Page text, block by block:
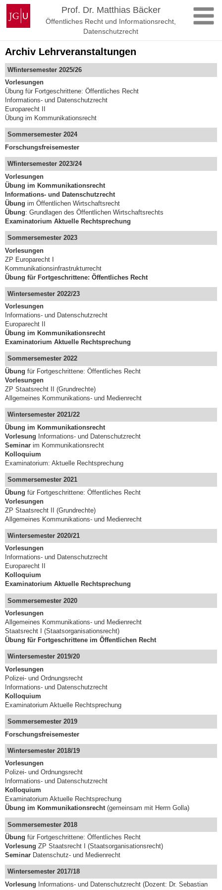
Zum
Inhalt
springen
Johannes
Gutenberg-
Universität
Prof. Dr. Matthias Bäcker
Öffentliches Recht und Informationsrecht,
Datenschutzrecht
Archiv Lehrveranstaltungen
Wfintersemester 2025/26
Vorlesungen
Übung für Fortgeschrittene: Öffentliches Recht
Informations- und Datenschutzrecht
Europarecht II
Übung im Kommunikationsrecht
Sommersemester 2024
Forschungsfreisemester
Wfintersemester 2023/24
Vorlesungen
Übung im Kommunikationsrecht
Informations- und Datenschutzrecht
Übung im Öffentlichen Wirtschaftsrecht
Übung: Grundlagen des Öffentlichen Wirtschaftsrechts
Examinatorium Aktuelle Rechtsprechung
Sommersemester 2023
Vorlesungen
ZP Europarecht I
Kommunikationsinfrastrukturrecht
Übung für Fortgeschrittene: Öffentliches Recht
Wintersemester 2022/23
Vorlesungen
Informations- und Datenschutzrecht
Europarecht II
Übung im Kommunikationsrecht
Examinatorium Aktuelle Rechtsprechung
Sommersemester 2022
Übung für Fortgeschrittene: Öffentliches Recht
Vorlesungen
ZP Staatsrecht II (Grundrechte)
Allgemeines Kommunikations- und Medienrecht
Wintersemester 2021/22
Übung im Kommunikationsrecht
Vorlesung Informations- und Datenschutzrecht
Seminar im Kommunikationsrecht
Kolloquium
Examinatorium: Aktuelle Rechtsprechung
Sommersemester 2021
Übung für Fortgeschrittene: Öffentliches Recht
Vorlesungen
ZP Staatsrecht II (Grundrechte)
Allgemeines Kommunikations- und Medienrecht
Wintersemester 2020/21
Vorlesungen
Informations- und Datenschutzrecht
Europarecht II
Kolloquium
Examinatorium Aktuelle Rechtsprechung
Sommersemester 2020
Vorlesungen
Allgemeines Kommunikations- und Medienrecht
Staatsrecht I (Staatsorganisationsrecht)
Übung für Fortgeschrittene im Öffentlichen Recht
Wintersemester 2019/20
Vorlesungen
Polizei- und Ordnungsrecht
Informations- und Datenschutzrecht
Kolloquium
Examinatorium Aktuelle Rechtsprechung
Sommersemester 2019
Forschungsfreisemester
Wintersemester 2018/19
Vorlesungen
Polizei- und Ordnungsrecht
Informations- und Datenschutzrecht
Kolloquium
Examinatorium Aktuelle Rechtsprechung
Übung im Kommunikationsrecht (gemeinsam mit Herrn Golla)
Sommersemester 2018
Übung für Fortgeschrittene: Öffentliches Recht
Vorlesung ZP Staatsrecht I (Staatsorganisationsrecht)
Seminar Datenschutz- und Medienrecht
Wintersemester 2017/18
Vorlesung Informations- und Datenschutzrecht (Dozent: Dr. Sebastian